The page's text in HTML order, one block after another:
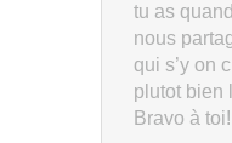
tu as
nous
qui s’y on
plutot bien
Bravo à